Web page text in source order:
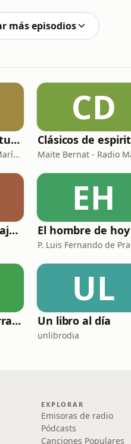
más episodios
Clásicos de espiritualidad: El arte de aprovechar nuestras faltas
Maite Bernat - Radio María España
CD
Los pódcast de viajes de Paco Nadal
EH
Racionalmente irracional
UL
Un libro al día
unlibrodia
EXPLORAR
Emisoras de radio
Pódcasts
Canciones Populares